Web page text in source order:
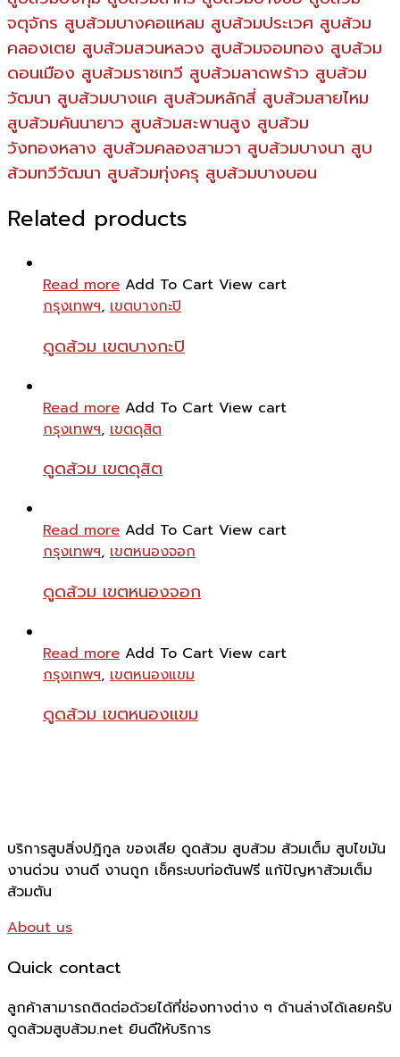
จตุจักร สูบส้วมบางคอแหลม สูบส้วมประเวศ สูบส้วม
คลองเตย สูบส้วมสวนหลวง สูบส้วมจอมทอง สูบส้วม
ดอนเมือง สูบส้วมราชเทวี สูบส้วมลาดพร้าว สูบส้วม
วัฒนา สูบส้วมบางแค สูบส้วมหลักสี่ สูบส้วมสายไหม
สูบส้วมคันนายาว สูบส้วมสะพานสูง สูบส้วม
วังทองหลาง สูบส้วมคลองสามวา สูบส้วมบางนา สูบ
ส้วมทวีวัฒนา สูบส้วมทุ่งครุ สูบส้วมบางบอน
Related products
Read more Add To Cart View cart
กรุงเทพฯ, เขตบางกะปิ
ดูดส้วม เขตบางกะปิ
Read more Add To Cart View cart
กรุงเทพฯ, เขตดุสิต
ดูดส้วม เขตดุสิต
Read more Add To Cart View cart
กรุงเทพฯ, เขตหนองจอก
ดูดส้วม เขตหนองจอก
Read more Add To Cart View cart
กรุงเทพฯ, เขตหนองแขม
ดูดส้วม เขตหนองแขม
บริการสูบสิ่งปฎิกูล ของเสีย ดูดส้วม สูบส้วม ส้วมเต็ม สูบไขมัน
งานด่วน งานดี งานถูก เช็คระบบท่อตันฟรี แก้ปัญหาส้วมเต็ม
ส้วมตัน
About us
Quick contact
ลูกค้าสามารถติดต่อด้วยได้ที่ช่องทางต่าง ๆ ด้านล่างได้เลยครับ
ดูดส้วมสูบส้วม.net ยินดีให้บริการ